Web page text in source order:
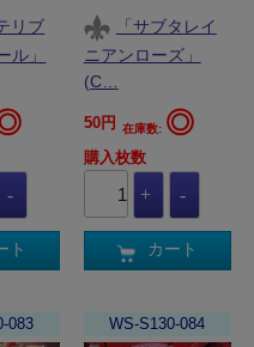
リブ
ル」
ト
「サブタレイ
ニアンローズ」
(C…
50円 在庫数: ◎
購入枚数
カート
083 WS-S130-084